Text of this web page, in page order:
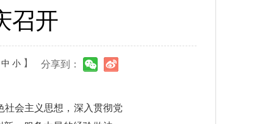
召开
中 小 】 分享到：
社会主义思想，深入贯彻党